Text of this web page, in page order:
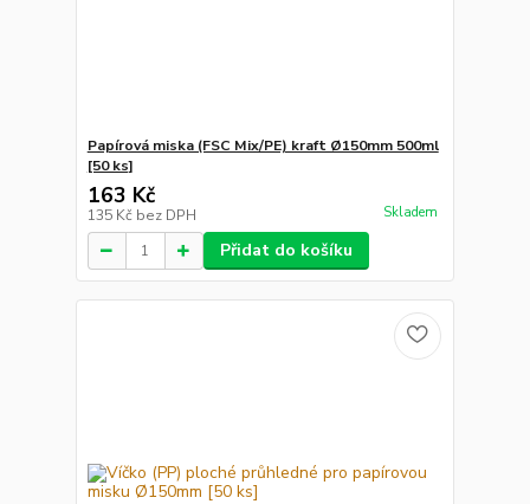
Papírová miska (FSC Mix/PE) kraft Ø150mm 500ml
[50 ks]
163 Kč
135 Kč bez DPH Skladem
Přidat do košíku